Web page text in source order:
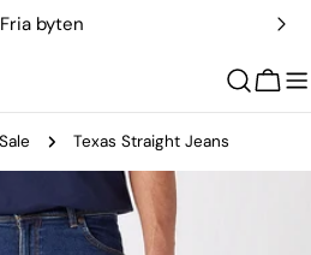
Fria byten
Vagn
Texas Straight Jeans